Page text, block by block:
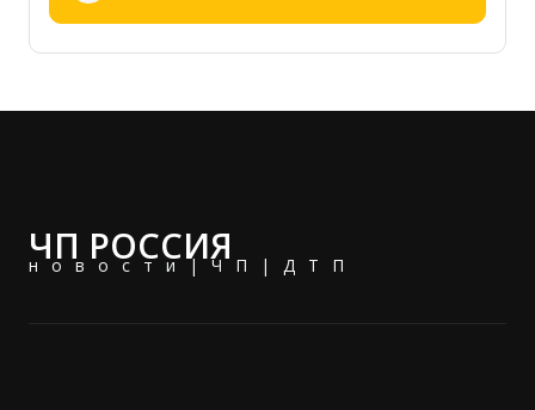
ЧП РОССИЯ
новости|ЧП|ДТП